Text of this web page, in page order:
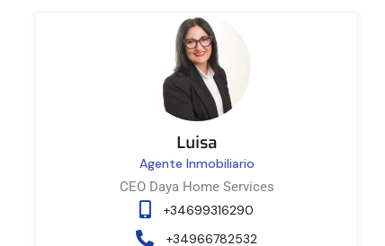
Luisa
Agente Inmobiliario
CEO Daya Home Services
+34699316290
+34966782532